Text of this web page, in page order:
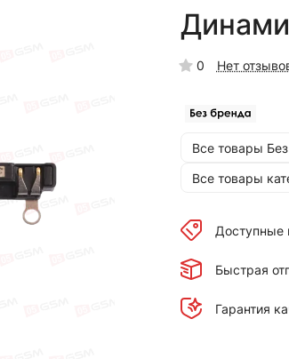
0 Нет
Все товары
Все товары
Доступные
Быстрая
Гарантия